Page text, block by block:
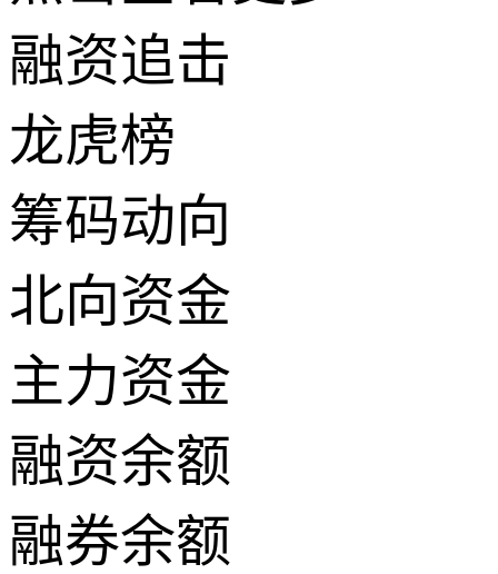
融资追击
龙虎榜
筹码动向
北向资金
主力资金
融资余额
融券余额